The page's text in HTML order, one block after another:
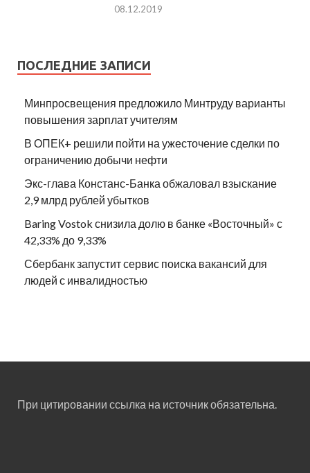
08.12.2019
ПОСЛЕДНИЕ ЗАПИСИ
Минпросвещения предложило Минтруду варианты
повышения зарплат учителям
В ОПЕК+ решили пойти на ужесточение сделки по
ограничению добычи нефти
Экс-глава Констанс-Банка обжаловал взыскание
2,9 млрд рублей убытков
Baring Vostok снизила долю в банке «Восточный» с
42,33% до 9,33%
Сбербанк запустит сервис поиска вакансий для
людей с инвалидностью
При цитировании ссылка на источник обязательна.